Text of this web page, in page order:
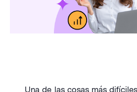
Una de las cosas más